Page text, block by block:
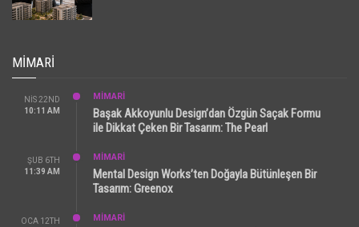
MIMARI
NIS 22ND
10:11 AM
MİMARİ
Başak Akkoyunlu Design’dan Özgün Saçak Formu
ile Dikkat Çeken Bir Tasarım: The Pearl
ŞUB 6TH
11:39 AM
MİMARİ
Mental Design Works’ten Doğayla Bütünleşen Bir
Tasarım: Greenox
OCA 12TH
MİMARİ